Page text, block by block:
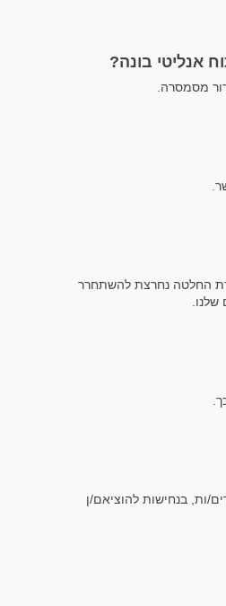
מסמסרה.
החלטה נחרצת להשתחרר
ות, בנחישות להוציאם/ן